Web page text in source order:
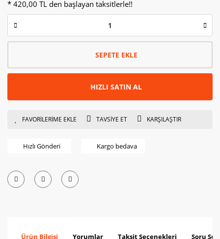
* 420,00 TL den başlayan taksitlerle!!
SEPETE EKLE
HIZLI SATIN AL
TAVSİYE ET KARŞILAŞTIR
Hızlı Gönderi Kargo bedava
Ürün Bilgisi Yorumlar Taksit Seçenekleri Soru